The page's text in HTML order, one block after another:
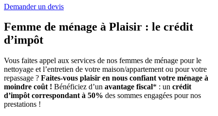
Demander un devis
Femme de ménage à Plaisir : le crédit
d’impôt
Vous faites appel aux services de nos femmes de ménage pour le
nettoyage et l’entretien de votre maison/appartement ou pour votre
repassage ? Faites-vous plaisir en nous confiant votre ménage à
moindre coût ! Bénéficiez d’un avantage fiscal* : un crédit
d’impôt correspondant à 50% des sommes engagées pour nos
prestations !